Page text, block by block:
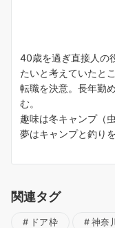
40歳を過ぎ直接人の
たいと考えていたと
転職を決意。長年勤
む。
趣味は冬キャンプ（
夢はキャンプと釣り
関連タグ
ドア枠 神奈